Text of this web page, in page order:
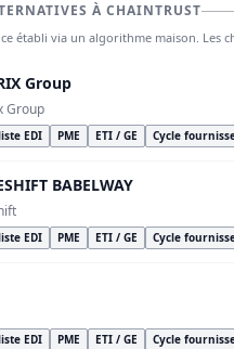
À CHAINTRUST
établi via un algorithme maison. Les
Group
Group
EDI PME ETI / GE Cycle
BABELWAY
EDI PME ETI / GE Cycle
EDI PME ETI / GE Cycle